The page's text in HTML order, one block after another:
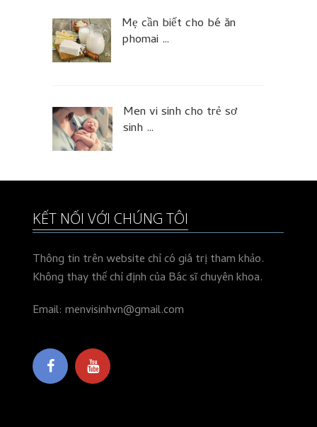
Mẹ cần biết cho bé ăn
phomai …
Men vi sinh cho trẻ sơ
sinh …
KẾT NỐI VỚI CHÚNG TÔI
Thông tin trên website chỉ có giá trị tham khảo.
Không thay thế chỉ định của Bác sĩ chuyên khoa.
Email: menvisinhvn@gmail.com